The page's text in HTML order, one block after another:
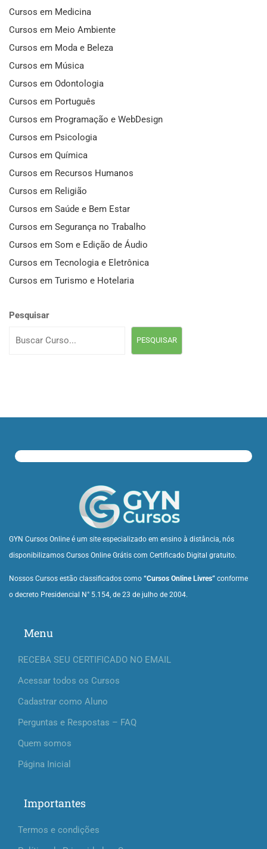
Cursos em Medicina
Cursos em Meio Ambiente
Cursos em Moda e Beleza
Cursos em Música
Cursos em Odontologia
Cursos em Português
Cursos em Programação e WebDesign
Cursos em Psicologia
Cursos em Química
Cursos em Recursos Humanos
Cursos em Religião
Cursos em Saúde e Bem Estar
Cursos em Segurança no Trabalho
Cursos em Som e Edição de Áudio
Cursos em Tecnologia e Eletrônica
Cursos em Turismo e Hotelaria
Pesquisar
PESQUISAR
GYN Cursos Online é um site especializado em ensino à distância, nós
disponibilizamos Cursos Online Grátis com Certificado Digital gratuito.
Nossos Cursos estão classificados como “Cursos Online Livres” conforme
o decreto Presidencial N° 5.154, de 23 de julho de 2004.
Menu
RECEBA SEU CERTIFICADO NO EMAIL
Acessar todos os Cursos
Cadastrar como Aluno
Perguntas e Respostas – FAQ
Quem somos
Página Inicial
Importantes
Termos e condições